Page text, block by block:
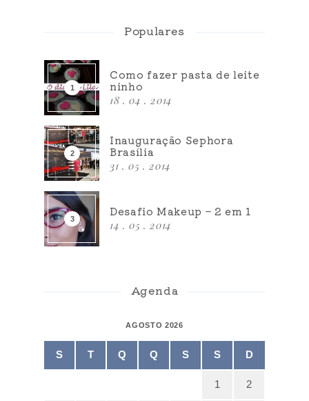
Populares
Como fazer pasta de leite
ninho
18 . 04 . 2014
Inauguração Sephora
Brasília
31 . 05 . 2014
Desafio Makeup – 2 em 1
14 . 05 . 2014
Agenda
AGOSTO 2026
S T Q Q S S D
1 2